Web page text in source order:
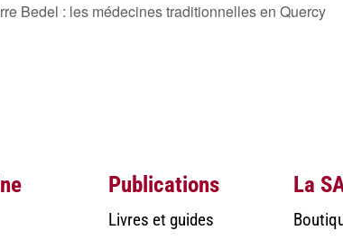
Bedel : les médecines traditionnelles en Quercy
Publications
Livres et guides
La